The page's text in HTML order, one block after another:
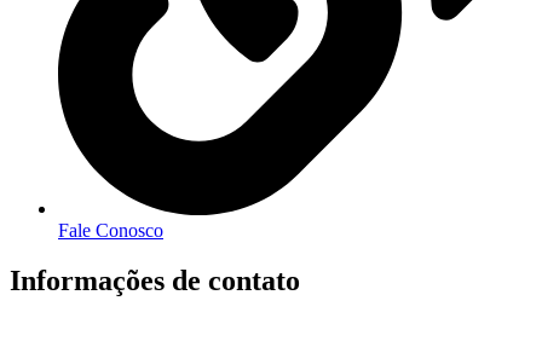
Fale Conosco
Informações de contato